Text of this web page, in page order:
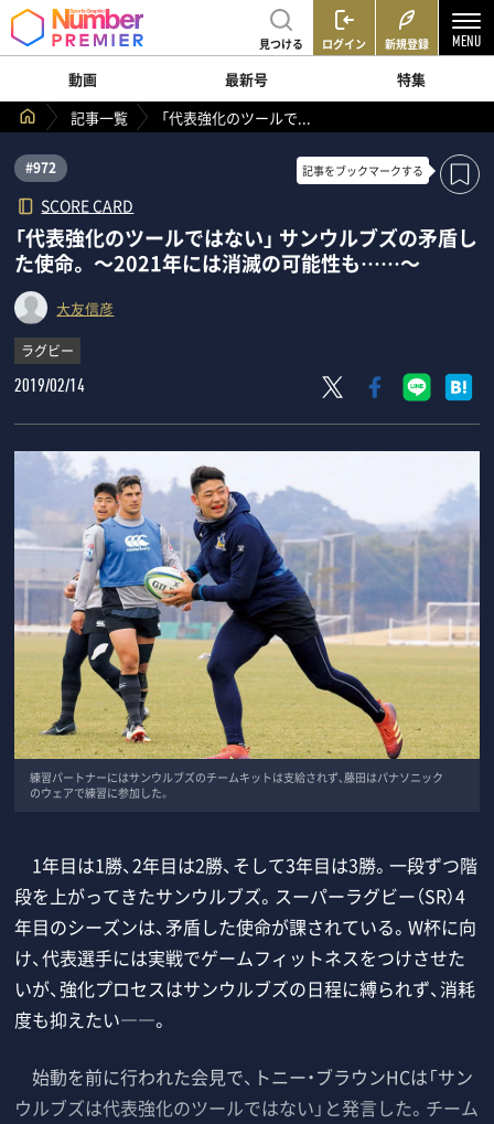
見つける ログイン 新規登録
動画 最新号
特集
記事一覧
「代表強化のツールで...
#972
SCORE CARD
記事をブックマークする
「代表強化のツールではない」 サンウルブズの矛盾し
た使命。 ～2021年には消滅の可能性も……～
大友信彦
ラグビー
2019/02/14
練習パートナーにはサンウルブズのチームキットは支給されず、藤田はパナソニック
のウェアで練習に参加した。
1年目は1勝、2年目は2勝、そして3年目は3勝。一段ずつ階
段を上がってきたサンウルブズ。スーパーラグビー（SR）4
年目のシーズンは、矛盾した使命が課されている。W杯に向
け、代表選手には実戦でゲームフィットネスをつけさせた
いが、強化プロセスはサンウルブズの日程に縛られず、消耗
度も抑えたい――。
始動を前に行われた会見で、トニー・ブラウンHCは「サン
ウルブズは代表強化のツールではない」と発言した。チーム